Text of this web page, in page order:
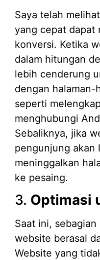
Saya telah
yang cepat dapat
konversi. Ketika
dalam hitungan
lebih cenderung
dengan halaman-
seperti
menghubungi
Sebaliknya, jika
pengunjung akan
meninggalkan
ke pesaing.
3. Optimasi
Saat ini,
website berasal
Website yang